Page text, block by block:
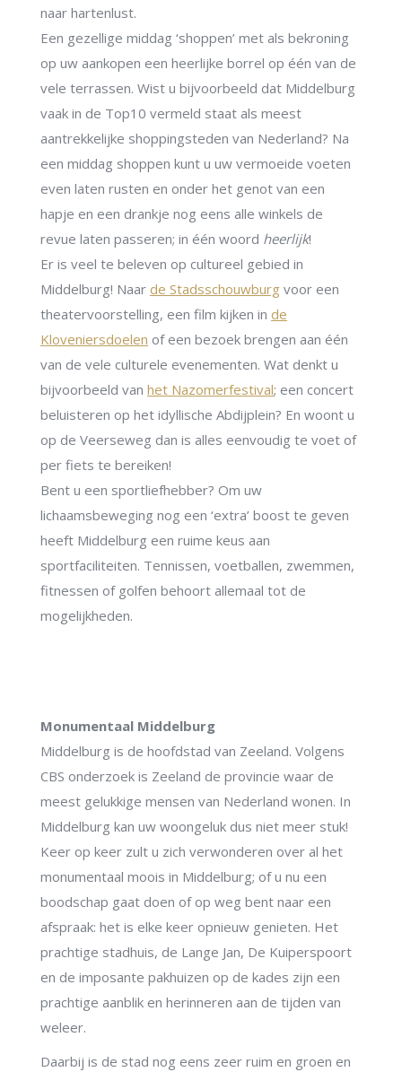
naar hartenlust.
Een gezellige middag ‘shoppen’ met als bekroning
op uw aankopen een heerlijke borrel op één van de
vele terrassen. Wist u bijvoorbeeld dat Middelburg
vaak in de Top10 vermeld staat als meest
aantrekkelijke shoppingsteden van Nederland? Na
een middag shoppen kunt u uw vermoeide voeten
even laten rusten en onder het genot van een
hapje en een drankje nog eens alle winkels de
revue laten passeren; in één woord heerlijk!
Er is veel te beleven op cultureel gebied in
Middelburg! Naar de Stadsschouwburg voor een
theatervoorstelling, een film kijken in de
Kloveniersdoelen of een bezoek brengen aan één
van de vele culturele evenementen. Wat denkt u
bijvoorbeeld van het Nazomerfestival; een concert
beluisteren op het idyllische Abdijplein? En woont u
op de Veerseweg dan is alles eenvoudig te voet of
per fiets te bereiken!
Bent u een sportliefhebber? Om uw
lichaamsbeweging nog een ‘extra’ boost te geven
heeft Middelburg een ruime keus aan
sportfaciliteiten. Tennissen, voetballen, zwemmen,
fitnessen of golfen behoort allemaal tot de
mogelijkheden.
Monumentaal Middelburg
Middelburg is de hoofdstad van Zeeland. Volgens
CBS onderzoek is Zeeland de provincie waar de
meest gelukkige mensen van Nederland wonen. In
Middelburg kan uw woongeluk dus niet meer stuk!
Keer op keer zult u zich verwonderen over al het
monumentaal moois in Middelburg; of u nu een
boodschap gaat doen of op weg bent naar een
afspraak: het is elke keer opnieuw genieten. Het
prachtige stadhuis, de Lange Jan, De Kuiperspoort
en de imposante pakhuizen op de kades zijn een
prachtige aanblik en herinneren aan de tijden van
weleer.
Daarbij is de stad nog eens zeer ruim en groen en